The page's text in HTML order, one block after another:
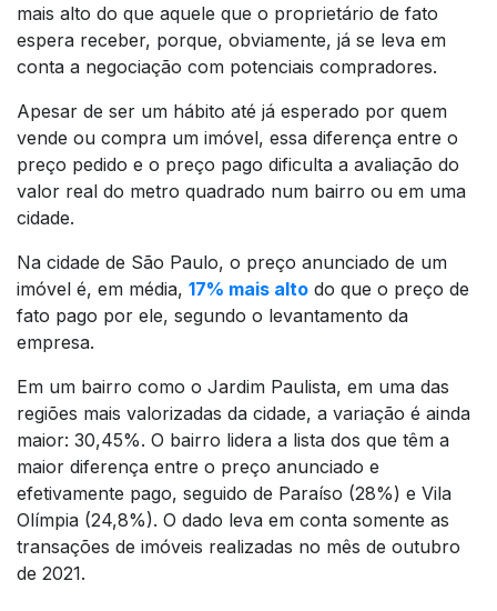
mais alto do que aquele que o proprietário de fato
espera receber, porque, obviamente, já se leva em
conta a negociação com potenciais compradores.
Apesar de ser um hábito até já esperado por quem
vende ou compra um imóvel, essa diferença entre o
preço pedido e o preço pago dificulta a avaliação do
valor real do metro quadrado num bairro ou em uma
cidade.
Na cidade de São Paulo, o preço anunciado de um
imóvel é, em média, 17% mais alto do que o preço de
fato pago por ele, segundo o levantamento da
empresa.
Em um bairro como o Jardim Paulista, em uma das
regiões mais valorizadas da cidade, a variação é ainda
maior: 30,45%. O bairro lidera a lista dos que têm a
maior diferença entre o preço anunciado e
efetivamente pago, seguido de Paraíso (28%) e Vila
Olímpia (24,8%). O dado leva em conta somente as
transações de imóveis realizadas no mês de outubro
de 2021.